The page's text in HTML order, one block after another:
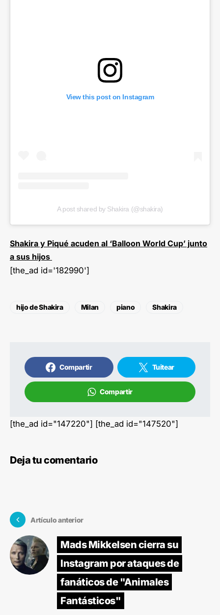
View this post on Instagram
A post shared by Shakira (@shakira)
Shakira y Piqué acuden al ‘Balloon World Cup’ junto
a sus hijos
[the_ad id='182990']
hijo de Shakira Milan piano Shakira
Compartir Tuitear
Compartir
[the_ad id="147220"] [the_ad id="147520"]
Deja tu comentario
Artículo anterior
Mads Mikkelsen cierra su
Instagram por ataques de
fanáticos de "Animales
Fantásticos"